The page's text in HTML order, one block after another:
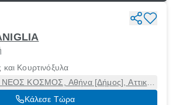
και Κουρτινόξυλα
ΚΟΣΜΟΣ, Αθήνα [Δήμος], Αττική,
11744
Κάλεσε Τώρα